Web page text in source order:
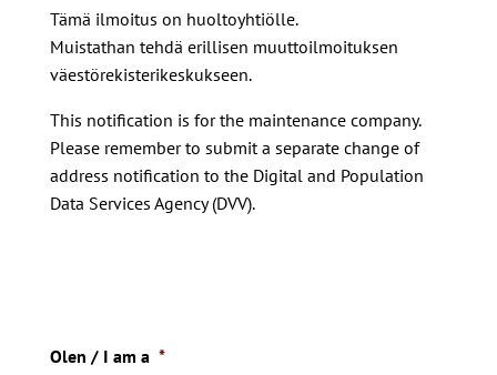
Tämä ilmoitus on huoltoyhtiölle.
Muistathan tehdä erillisen muuttoilmoituksen
väestörekisterikeskukseen.
This notification is for the maintenance company.
Please remember to submit a separate change of
address notification to the Digital and Population
Data Services Agency (DVV).
Olen / I am a *